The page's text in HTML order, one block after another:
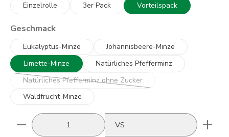
Einzelrolle 3er Pack Vorteilspack
Geschmackauswählen
Eukalyptus-Minze
Johannisbeere-Minze
Limette-Minze
Natürliches Pfefferminz
Natürliches Pfefferminz ohne Zucker
(Diese Option ist zurzeit nicht verfügbar.)
Waldfrucht-Minze
Produkt Anzahl: Gib den gewünschten Wert ein
VS